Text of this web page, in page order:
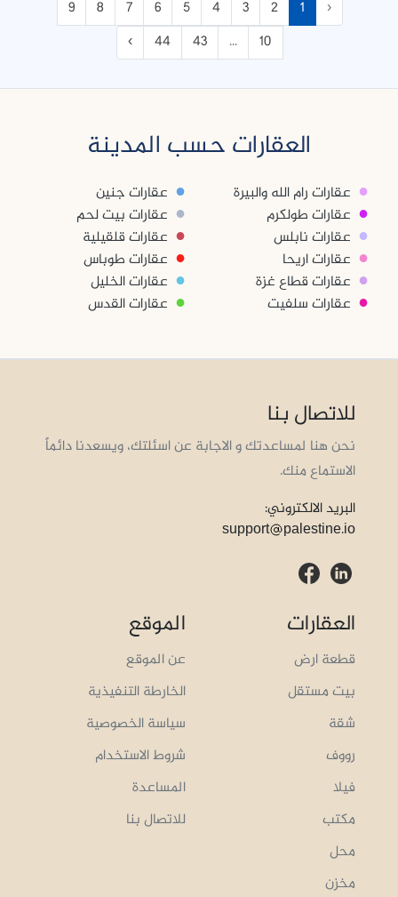
‹
1
2
3
4
5
6
7
8
9
10
...
43
44
›
العقارات حسب المدينة
● عقارات رام الله والبيرة ● عقارات جنين
● عقارات طولكرم ● عقارات بيت لحم
● عقارات نابلس ● عقارات قلقيلية
● عقارات اريحا ● عقارات طوباس
● عقارات قطاع غزة ● عقارات الخليل
● عقارات سلفيت ● عقارات القدس
للاتصال بنا
نحن هنا لمساعدتك و الاجابة عن اسئلتك، ويسعدنا دائماً
الاستماع منك.
البريد الالكتروني:
support
palestine.io
العقارات
قطعة ارض
بيت مستقل
شقة
رووف
فيلا
مكتب
محل
مخزن
الموقع
عن الموقع
الخارطة التنفيذية
سياسة الخصوصية
شروط الاستخدام
المساعدة
للاتصال بنا